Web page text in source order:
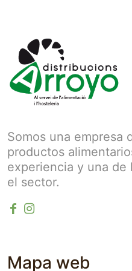
Somos una empresa
productos
experiencia y una de
el sector.
Mapa web